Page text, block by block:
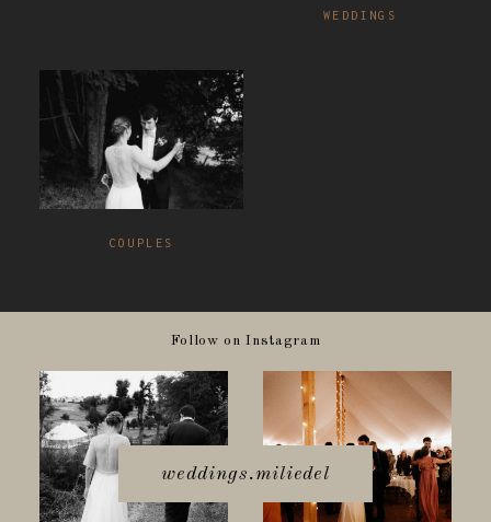
COUPLES
WEDDINGS
Follow on Instagram
weddings.miliedel